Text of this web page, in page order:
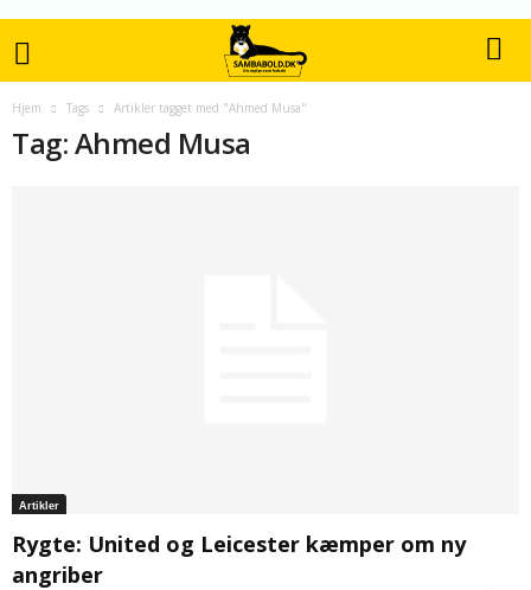
Hjem Tags Artikler tagget med "Ahmed Musa"
Tag: Ahmed Musa
Artikler
Rygte: United og Leicester kæmper om ny
angriber